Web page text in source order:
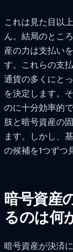
これは見た目以
ん。結局のとこ
産の力は支払い
す。これらの支
通貨の多くにと
を決定します。
のに十分効率的
肢と暗号資産の
ます。しかし、
の候補を1つずつ
暗号資産
るのは何
暗号資産が決済